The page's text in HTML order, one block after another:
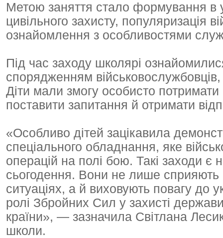
Метою заняття стало формування в
цивільного захисту, популяризація
ознайомлення з особливостями
Під час заходу школярі
спорядженням
Діти мали змогу особисто потримати
поставити запитання й отримати
«Особливо дітей зацікавила
спеціального обладнання, яке
операцій на полі бою. Такі заходи
сьогодення. Вони не лише сприяють
ситуаціях, а й виховують повагу до
ролі Збройних Сил у захисті
країни», — зазначила Світлана
школи.